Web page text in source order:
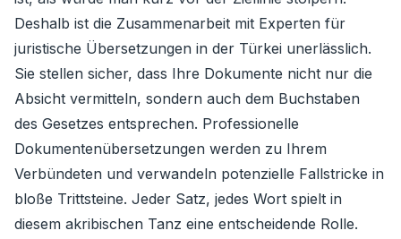
Deshalb ist die Zusammenarbeit mit Experten für
juristische Übersetzungen in der Türkei unerlässlich.
Sie stellen sicher, dass Ihre Dokumente nicht nur die
Absicht vermitteln, sondern auch dem Buchstaben
des Gesetzes entsprechen. Professionelle
Dokumentenübersetzungen werden zu Ihrem
Verbündeten und verwandeln potenzielle Fallstricke in
bloße Trittsteine. Jeder Satz, jedes Wort spielt in
diesem akribischen Tanz eine entscheidende Rolle.